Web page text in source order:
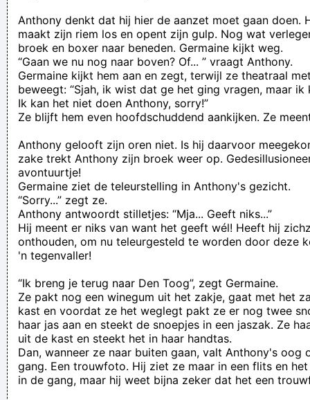
Anthony denkt dat hij hier de aanzet moet gaan doen.
maakt zijn riem los en opent zijn gulp. Nog wat
broek en boxer naar beneden. Germaine kijkt weg.
“Gaan we nu nog naar boven? Of... ” vraagt Anthony.
Germaine kijkt hem aan en zegt, terwijl ze theatraal
beweegt: “Sjah, ik wist dat ge het ging vragen, maar ik
Ik kan het niet doen Anthony, sorry!”
Ze blijft hem even hoofdschuddend aankijken. Ze
Anthony gelooft zijn oren niet. Is hij daarvoor
zake trekt Anthony zijn broek weer op.
avontuurtje!
Germaine ziet de teleurstelling in Anthony's gezicht.
“Sorry...” zegt ze.
Anthony antwoordt stilletjes: “Mja... Geeft niks...”
Hij meent er niks van want het geeft wél! Heeft hij
onthouden, om nu teleurgesteld te worden door deze
'n tegenvaller!
“Ik breng je terug naar Den Toog”, zegt Germaine.
Ze pakt nog een winegum uit het zakje, gaat met het
kast en voordat ze het weglegt pakt ze er nog twee
haar jas aan en steekt de snoepjes in een jaszak. Ze
uit de kast en steekt het in haar handtas.
Dan, wanneer ze naar buiten gaan, valt Anthony's oog
gang. Een trouwfoto. Hij ziet ze maar in een flits en
in de gang, maar hij weet bijna zeker dat het een